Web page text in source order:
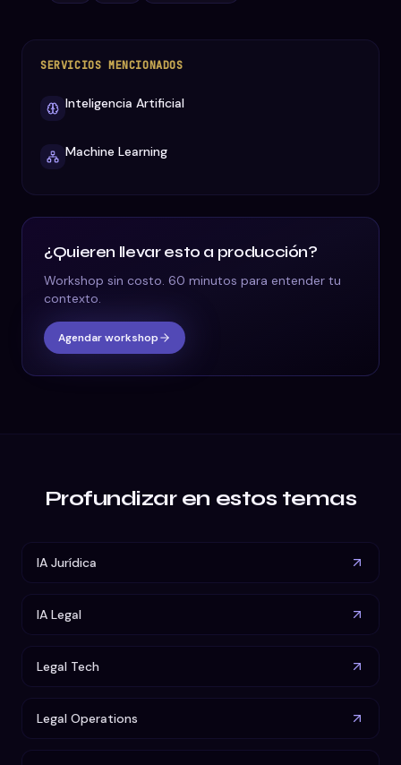
SERVICIOS MENCIONADOS
Inteligencia Artificial
Machine Learning
¿Quieren llevar esto a producción?
Workshop sin costo. 60 minutos para entender tu
contexto.
Agendar workshop
Profundizar en estos temas
IA Jurídica
IA Legal
Legal Tech
Legal Operations